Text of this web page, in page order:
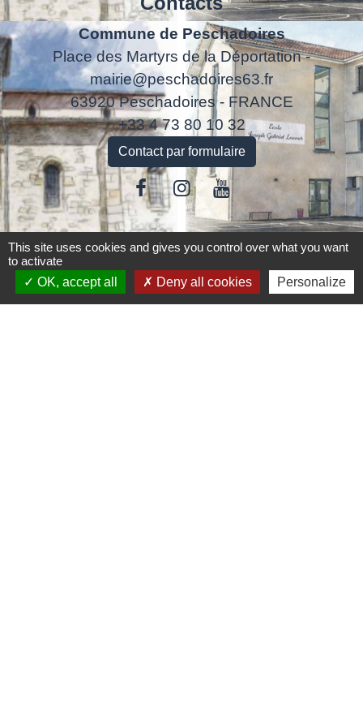
Commune de Peschadoires
Place des Martyrs de la Déportation -
mairie@peschadoires63.fr
63920 Peschadoires - FRANCE
+33 4 73 80 10 32
Contact par formulaire
Liens
Accédez aux démarches en ligne
This site uses cookies and gives you control over what you want
to activate
OK, accept all
Deny all cookies Personalize